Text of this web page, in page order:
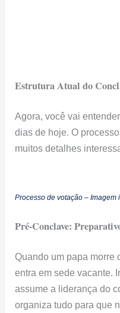
Estrutura Atual do
Agora, você vai
dias de hoje. O
muitos detalhes
Processo de votação – Imagem
Pré-Conclave:
Quando um papa morre
entra em sede vacante.
assume a liderança do
organiza tudo para que